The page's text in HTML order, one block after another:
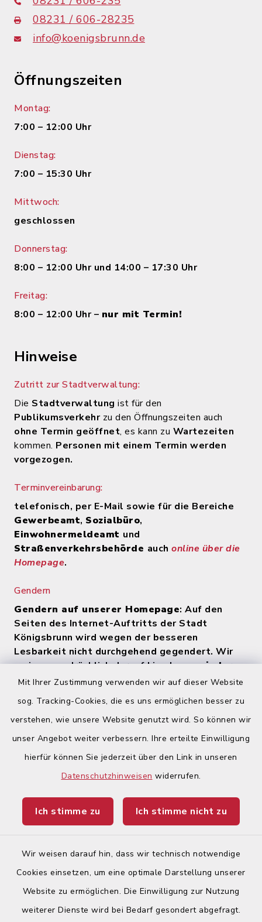
Mit Ihrer Zustimmung verwenden wir auf dieser Website
sog. Tracking-Cookies, die es uns ermöglichen besser zu
verstehen, wie unsere Website genutzt wird. So können wir
unser Angebot weiter verbessern. Ihre erteilte Einwilligung
hierfür können Sie jederzeit über den Link in unseren
Datenschutzhinweisen widerrufen.
Ich stimme zu Ich stimme nicht zu
Wir weisen darauf hin, dass wir technisch notwendige
Cookies einsetzen, um eine optimale Darstellung unserer
Website zu ermöglichen. Die Einwilligung zur Nutzung
weiterer Dienste wird bei Bedarf gesondert abgefragt.
08231 / 606-28235
info@koenigsbrunn.de
Öffnungszeiten
Montag:
7:00 – 12:00 Uhr
Dienstag:
7:00 – 15:30 Uhr
Mittwoch:
geschlossen
Donnerstag:
8:00 – 12:00 Uhr und 14:00 – 17:30 Uhr
Freitag:
8:00 – 12:00 Uhr – nur mit Termin!
Hinweise
Zutritt zur Stadtverwaltung:
Die Stadtverwaltung ist für den
Publikumsverkehr zu den Öffnungszeiten auch
ohne Termin geöffnet, es kann zu Wartezeiten
kommen. Personen mit einem Termin werden
vorgezogen.
Terminvereinbarung:
telefonisch, per E-Mail sowie für die Bereiche
Gewerbeamt, Sozialbüro,
Einwohnermeldeamt und
Straßenverkehrsbehörde auch online über die
Homepage.
Gendern
Gendern auf unserer Homepage: Auf den
Seiten des Internet-Auftritts der Stadt
Königsbrunn wird wegen der besseren
Lesbarkeit nicht durchgehend gegendert. Wir
weisen ausdrücklich darauf hin, dasszu jeder
Zeit alle Geschlechter (m/w/d) angesprochen
Quicklinks
Begegnungsland Lech-Wertach
Ticketportal